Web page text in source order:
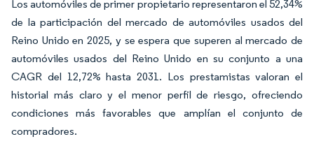
Los automóviles de primer propietario representaron el 52,34%
de la participación del mercado de automóviles usados del
Reino Unido en 2025, y se espera que superen al mercado de
automóviles usados del Reino Unido en su conjunto a una
CAGR del 12,72% hasta 2031. Los prestamistas valoran el
historial más claro y el menor perfil de riesgo, ofreciendo
condiciones más favorables que amplían el conjunto de
compradores.